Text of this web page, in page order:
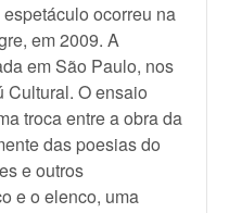
ocorreu na
em 2009. A
em São Paulo, nos
Cultural. O ensaio
troca entre a obra da
das poesias do
e outros
e o elenco, uma